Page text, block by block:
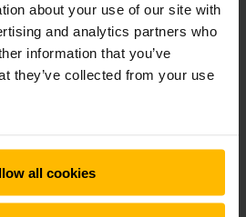
about your use of our site with
and analytics partners who
information that you’ve
they’ve collected from your use
all cookies
dessutom styras med hjälp av
WMS.
designar, tillverkar och säljer
för användning i vindkraftverk,